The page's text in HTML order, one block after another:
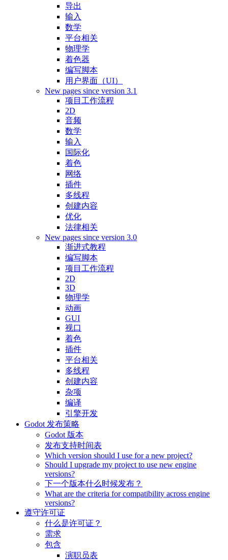
导出
输入
数学
平台相关
物理学
着色器
编写脚本
用户界面（UI）
New pages since version 3.1
项目工作流程
2D
音频
数学
输入
国际化
着色
网络
插件
多线程
创建内容
优化
法律相关
New pages since version 3.0
渐进式教程
编写脚本
项目工作流程
2D
3D
物理学
动画
GUI
视口
着色
插件
平台相关
多线程
创建内容
杂项
编译
引擎开发
Godot 发布策略
Godot 版本
发布支持时间表
Which version should I use for a new project?
Should I upgrade my project to use new engine
versions?
下一个版本什么时候发布？
What are the criteria for compatibility across engine
versions?
遵守许可证
什么是许可证？
需求
包含
演职员表